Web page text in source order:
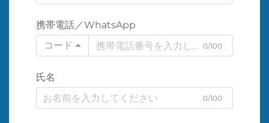
携帯電話／WhatsApp
コード
0/100
氏名
0/100